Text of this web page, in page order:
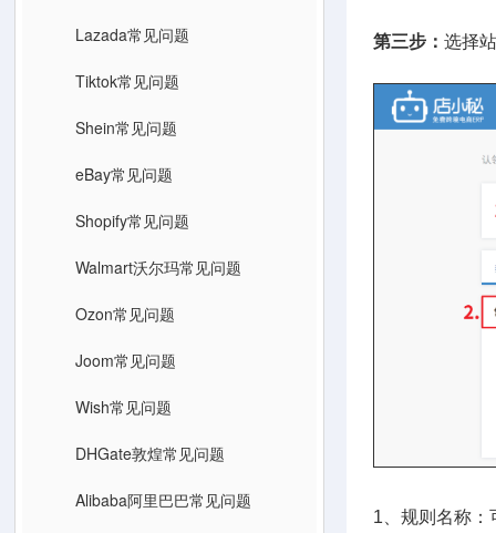
Lazada常见问题
Tiktok常见问题
Shein常见问题
eBay常见问题
Shopify常见问题
Walmart沃尔玛常见问题
Ozon常见问题
Joom常见问题
Wish常见问题
DHGate敦煌常见问题
Alibaba阿里巴巴常见问题
第三步： 选择
1、规则名称：